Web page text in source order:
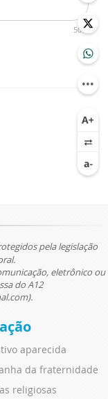
500
pela legislação
eletrônico ou
do A12
aparecida
da fraternidade
religiosas